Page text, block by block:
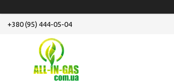
+380 (95) 444-05-04